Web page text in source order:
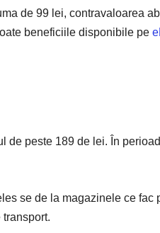
de 99 lei, contravaloarea
beneficiile disponibile pe
de peste 189 de lei. În
se de la magazinele ce fac